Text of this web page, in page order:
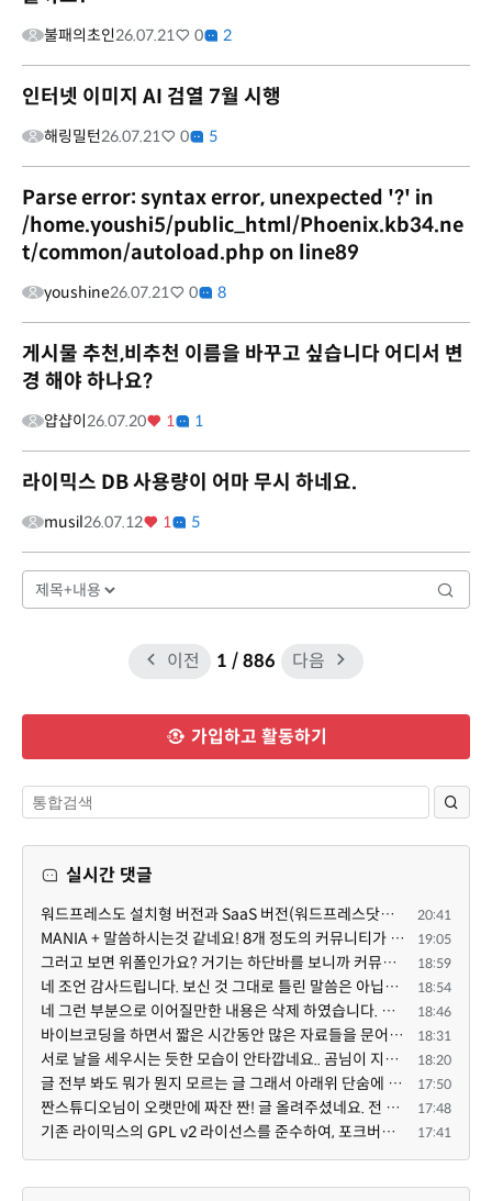
불패의초인26.07.21 0 2
인터넷 이미지 AI 검열 7월 시행
해링밀턴26.07.21 0 5
Parse error: syntax error, unexpected '?' in
/home.youshi5/public_html/Phoenix.kb34.ne
t/common/autoload.php on line89
youshine26.07.21 0 8
게시물 추천,비추천 이름을 바꾸고 싶습니다 어디서 변
경 해야 하나요?
얍샵이26.07.20 1 1
라이믹스 DB 사용량이 어마 무시 하네요.
musil26.07.12 1 5
이전 1 / 886 다음
가입하고 활동하기
실시간 댓글
워드프레스도 설치형 버전과 SaaS 버전(워드프레스닷컴)은 다른 점이 많습니다. SaaS로 제공한다면 GPL 라이... 20:41
MANIA + 말씀하시는것 같네요! 8개 정도의 커뮤니티가 저 MANIA+ 기반으로 구축된거로 알고 있습니다. SaaS ... 19:05
그러고 보면 위폴인가요? 거기는 하단바를 보니까 커뮤니티 빌딩 SaaS 솔루션을 사용하고 있는거 같더라고요... 18:59
네 조언 감사드립니다. 보신 것 그대로 틀린 말씀은 아닙니다. 다만, 배포한 것에 대해 흥미가 떨어져서 뒷... 18:54
네 그런 부분으로 이어질만한 내용은 삭제 하였습니다. 불편을 드려 죄송합니다. 저희는 비즈니스 완성할 수... 18:46
바이브코딩을 하면서 짧은 시간동안 많은 자료들을 문어발식 확장하면서 이미 배포한것에대한 흥미가 떨어지... 18:31
서로 날을 세우시는 듯한 모습이 안타깝네요.. 곰님이 지금까지 이끌어주셨던것처럼 안정적인 코어도 필요하... 18:20
글 전부 봐도 뭐가 뭔지 모르는 글 그래서 아래위 단숨에 쭈욱 훝어만 보고 말았지만 참 대단한 정성이예요.... 17:50
짠스튜디오님이 오랫만에 짜잔 짠! 글 올려주셨네요. 전 봐도 잘 모르는 내용이지만 그래도 응원드려요. 17:48
기존 라이믹스의 GPL v2 라이선스를 준수하여, 포크버전도 GPL v2 라이선스로 공개 배포됩니다. 17:41